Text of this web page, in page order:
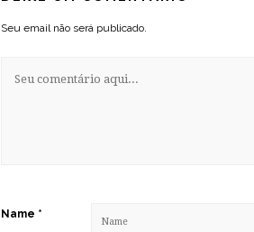
Seu email não será publicado.
Name *